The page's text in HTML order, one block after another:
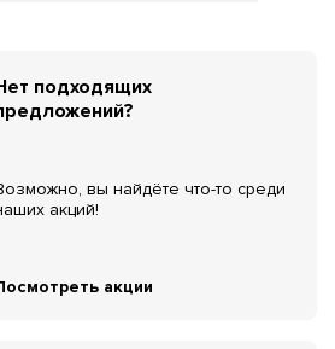
подходящих
вы найдёте что-то среди
акций!
акции